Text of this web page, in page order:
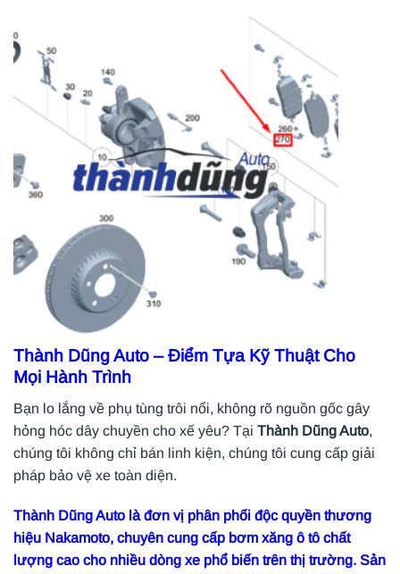
Thành Dũng Auto – Điểm Tựa Kỹ Thuật Cho
Mọi Hành Trình
Bạn lo lắng về phụ tùng trôi nổi, không rõ nguồn gốc gây
hỏng hóc dây chuyền cho xế yêu? Tại Thành Dũng Auto,
chúng tôi không chỉ bán linh kiện, chúng tôi cung cấp giải
pháp bảo vệ xe toàn diện.
Thành Dũng Auto là đơn vị phân phối độc quyền thương
hiệu Nakamoto, chuyên cung cấp bơm xăng ô tô chất
lượng cao cho nhiều dòng xe phổ biến trên thị trường. Sản